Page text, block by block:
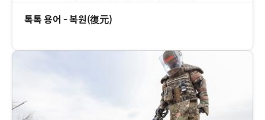
톡톡 용어 - 복원(復元)